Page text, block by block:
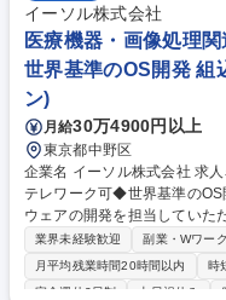
証を提示し、自身の健康状態
お客様の安全と快適性を大事
トの話や交通情報共有→【入
管理者に本日の報告をして終了。 募集職種 【浜松市】バス運
験歓迎/研修充実/免許取得補
イーソル株式会社
医療機器・画像処理
世界基準のOS開発 組
ン)
月給30万4900円以上
東京都中野区
企業名 イーソル株式会社 求人名 医療機器・画像処理関連開発エンジニア/
テレワーク可◆世界基準のOS開発 仕事の内容 医療機器向け組
ウェアの開発を担当していた
ア、ドライバなど幅広い領域
まで一貫して経験可能です。 【詳細】 ■内視鏡や光学顕微鏡、レーザー顕
微鏡の制御ソフトウェア開発
業界未経験歓迎 副業・Wワー
月平均残業時間20時間以内
時
完全週休2日制
土日祝休み